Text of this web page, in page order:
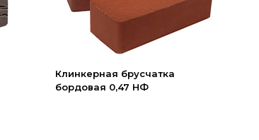
Клинкерная брусчатка
бордовая 0,47 НФ